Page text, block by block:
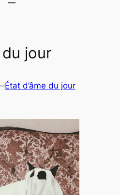
du jour
État d’âme du jour